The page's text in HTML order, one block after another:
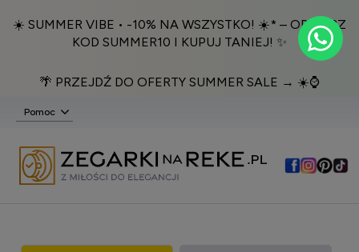
☀️ SUMMER VIBE • -10% NA WSZYSTKO! ☀️* – ODBIERZ
KOD SUMMER10 I KUPUJ TANIEJ! ✨
🌴 PRZEJDŹ DO OFERTY SUMMER SALE → ☀️⌚️
Pomoc